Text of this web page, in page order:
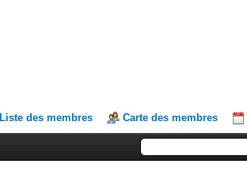
Liste des membres Carte des membres